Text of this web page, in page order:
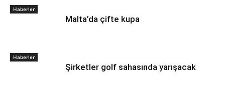
Haberler
Malta’da çifte kupa
Haberler
Şirketler golf sahasında yarışacak